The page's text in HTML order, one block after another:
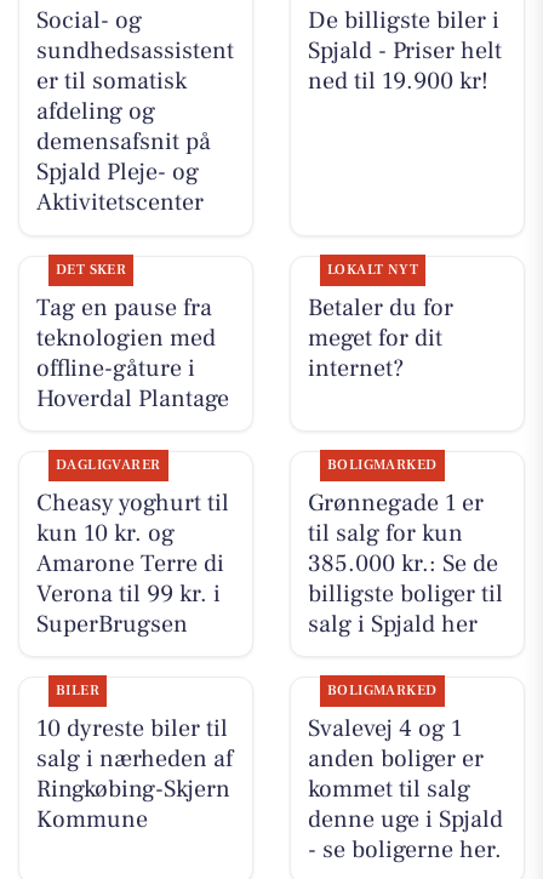
Social- og
sundhedsassistent
er til somatisk
afdeling og
demensafsnit på
Spjald Pleje- og
Aktivitetscenter
De billigste biler i
Spjald - Priser helt
ned til 19.900 kr!
DET SKER
Tag en pause fra
teknologien med
offline-gåture i
Hoverdal Plantage
LOKALT NYT
Betaler du for
meget for dit
internet?
DAGLIGVARER
Cheasy yoghurt til
kun 10 kr. og
Amarone Terre di
Verona til 99 kr. i
SuperBrugsen
BOLIGMARKED
Grønnegade 1 er
til salg for kun
385.000 kr.: Se de
billigste boliger til
salg i Spjald her
BILER
10 dyreste biler til
salg i nærheden af
Ringkøbing-Skjern
Kommune
BOLIGMARKED
Svalevej 4 og 1
anden boliger er
kommet til salg
denne uge i Spjald
- se boligerne her.